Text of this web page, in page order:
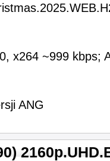
x264 ~999 kbps;
ANG